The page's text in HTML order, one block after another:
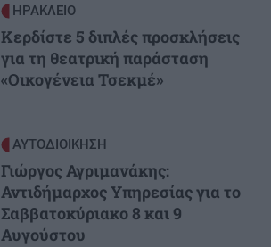
ΗΡΑΚΛΕΙΟ
Κερδίστε 5 διπλές προσκλήσεις
για τη θεατρική παράσταση
«Οικογένεια Τσεκμέ»
ΑΥΤΟΔΙΟΙΚΗΣΗ
Γιώργος Αγριμανάκης:
Αντιδήμαρχος Υπηρεσίας για το
Σαββατοκύριακο 8 και 9
Αυγούστου